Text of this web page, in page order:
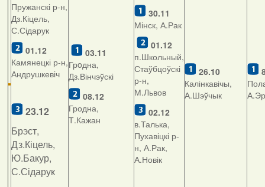
Пружанскі р-н,
Дз.Кіцель,
С.Сідарук
01.12
Камянецкі р-н,
Андрушкевіч
23.12
Брэст,
Дз.Кіцель,
Ю.Бакур,
С.Сідарук
03.11
Грoдна,
Дз.Вінчэўскі
08.12
Гродна,
Т.Кажан
30.11
Мінск, А.Рак
01.12
п.Школьный,
Стаўбцоўскі
р-н,
М.Львов
02.12
в.Талька,
Пухавіцкі р-
н, А.Рак,
А.Новік
26.10
Калінкавічы,
А.Шэўчык